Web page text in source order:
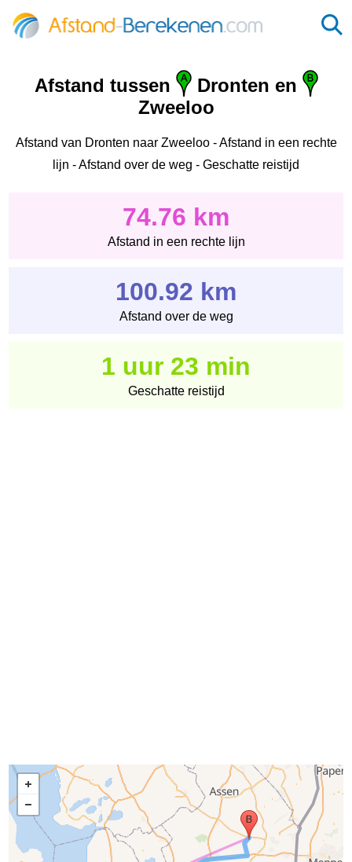
Afstand tussen
Dronten en
Zweeloo
Afstand van Dronten naar Zweeloo - Afstand in een rechte
lijn - Afstand over de weg - Geschatte reistijd
74.76 km
Afstand in een rechte lijn
100.92 km
Afstand over de weg
1 uur 23 min
Geschatte reistijd